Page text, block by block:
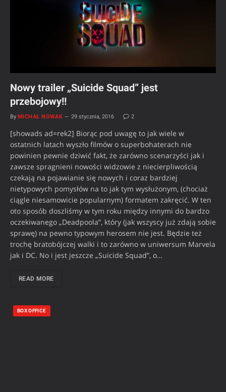
Nowy trailer „Suicide Squad” jest
przebojowy!!
By MICHAŁ NOWAK 29 stycznia, 2016 2
[showads ad=rek2] Biorąc pod uwagę to jak wiele w
ostatnich latach wyszło filmów o superbohaterach nie
powinien pewnie dziwić fakt, że zarówno scenarzyści jak i
zawsze spragnieni nowości widzowie z niecierpliwością
czekają na pojawianie się nowych i coraz bardziej
nietypowych pomysłów na to jak tym wysłużonym, (chociaż
ciągle niesamowicie popularnym) formatem zakręcić. W ten
oto sposób doszliśmy w tym roku między innymi do bardzo
oczekiwanego „Deadpoola”, który (jak wszyscy już zdają sobie
sprawę) na pewno typowym herosem nie jest. Będzie też
trochę bratobójczej walki i to zarówno w uniwersum Marvela
jak i DC. No i jest jeszcze „Suicide Squad”, o…
READ MORE
BOX OFFICE